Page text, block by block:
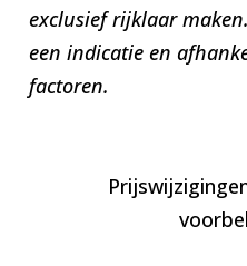
exclusief rijklaar
een indicatie en
factoren.